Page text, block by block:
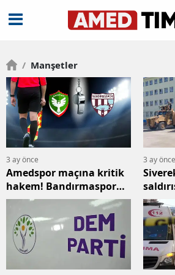
/ Manşetler
3 ay önce
Amedspor maçına kritik
hakem! Bandırmaspor
karşılaşmasını Ozan
Ergün yönetecek
3 ay önce
20